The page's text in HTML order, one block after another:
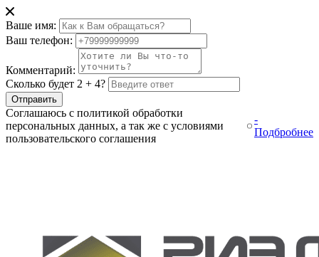
Ваше имя:
Ваш телефон:
Комментарий:
Сколько будет 2 + 4?
Отправить
Соглашаюсь с политикой обработки
персональных данных, а так же с условиями
пользовательского соглашения
-
Подбробнее